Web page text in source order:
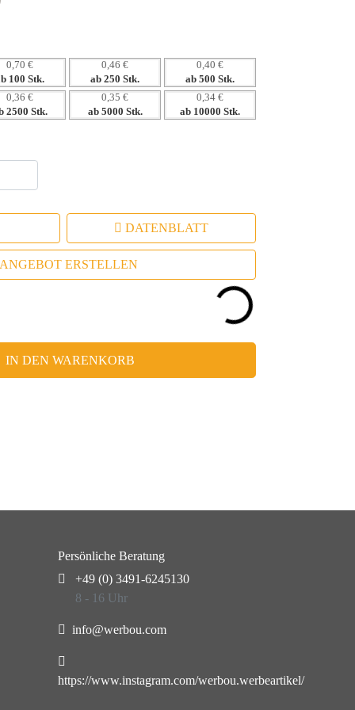
0,70 €
100 Stk.
0,46 €
ab 250 Stk.
0,40 €
ab 500 Stk.
0,36 €
2500 Stk.
0,35 €
ab 5000 Stk.
0,34 €
ab 10000 Stk.
DATENBLATT
ANGEBOT ERSTELLEN
IN DEN WARENKORB
Persönliche Beratung
+49 (0) 3491-6245130
8 - 16 Uhr
info@werbou.com
https://www.instagram.com/werbou.werbeartikel/